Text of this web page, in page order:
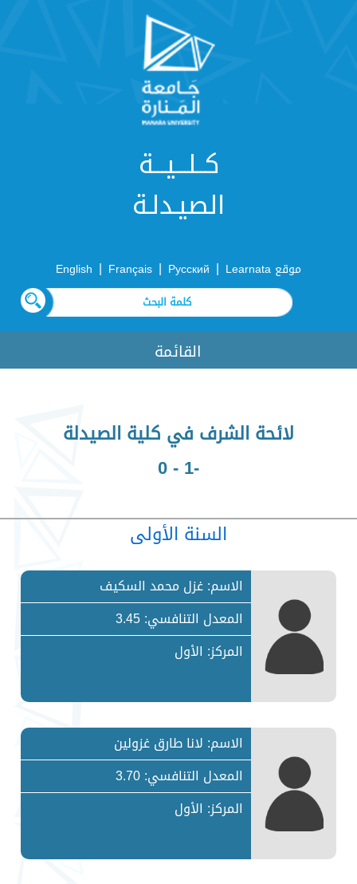
كــلـــيـــة
الصيـدلـة
موقع Learnata |
Русский
|
Français
|
English
القائمة
لائحة الشرف في كلية الصيدلة
-1 - 0
السنة الأولى
الاسم: غزل محمد السكيف
المعدل التنافسي: 3.45
المركز: الأول
الاسم: لانا طارق غزولين
المعدل التنافسي: 3.70
المركز: الأول